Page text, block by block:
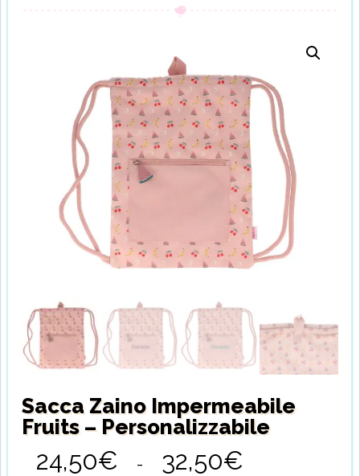
Sacca Zaino Impermeabile
Fruits – Personalizzabile
24,50€ - 32,50€